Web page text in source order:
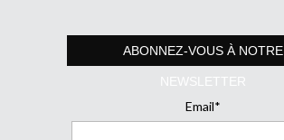
ABONNEZ-VOUS À NOTRE
NEWSLETTER
Email*